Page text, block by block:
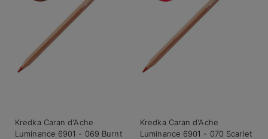
Kredka Caran d'Ache
Luminance 6901 - 069 Burnt
Kredka Caran d'Ache
Luminance 6901 - 070 Scarlet